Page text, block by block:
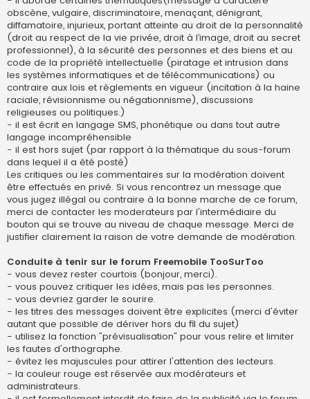
obscène, vulgaire, discriminatoire, menaçant, dénigrant,
diffamatoire, injurieux, portant atteinte au droit de la personnalité
(droit au respect de la vie privée, droit à l’image, droit au secret
professionnel), à la sécurité des personnes et des biens et au
code de la propriété intellectuelle (piratage et intrusion dans
les systèmes informatiques et de télécommunications) ou
contraire aux lois et règlements en vigueur (incitation à la haine
raciale, révisionnisme ou négationnisme), discussions
religieuses ou politiques.)
- il est écrit en langage SMS, phonétique ou dans tout autre
langage incompréhensible
- il est hors sujet (par rapport à la thématique du sous-forum
dans lequel il a été posté)
Les critiques ou les commentaires sur la modération doivent
être effectués en privé. Si vous rencontrez un message que
vous jugez illégal ou contraire à la bonne marche de ce forum,
merci de contacter les moderateurs par l'intermédiaire du
bouton qui se trouve au niveau de chaque message. Merci de
justifier clairement la raison de votre demande de modération.
Conduite à tenir sur le forum Freemobile TooSurToo
- vous devez rester courtois (bonjour, merci).
- vous pouvez critiquer les idées, mais pas les personnes.
- vous devriez garder le sourire.
- les titres des messages doivent être explicites (merci d'éviter
autant que possible de dériver hors du fil du sujet)
- utilisez la fonction "prévisualisation" pour vous relire et limiter
les fautes d'orthographe.
- évitez les majuscules pour attirer l'attention des lecteurs.
- la couleur rouge est réservée aux modérateurs et
administrateurs.